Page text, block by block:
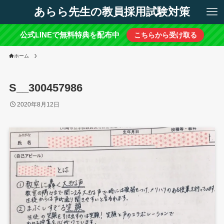
あらら先生の教員採用試験対策
公式LINEで無料特典を配布中 こちらから受け取る
ホーム
S__300457986
2020年8月12日